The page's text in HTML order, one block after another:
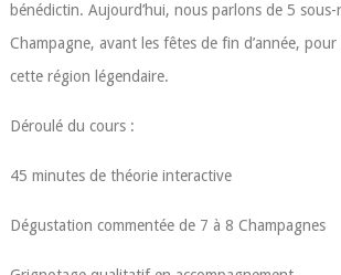
bénédictin. Aujourd’hui, nous parlons de 5
Champagne, avant les fêtes de fin d’année,
cette région légendaire.
Déroulé du cours :
45 minutes de théorie interactive
Dégustation commentée de 7 à 8 Champagnes